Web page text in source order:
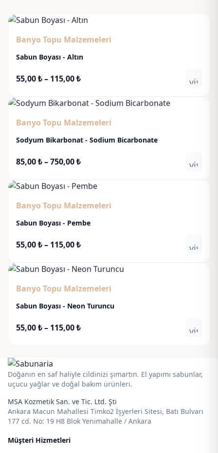
Banyo Topu Malzemeleri
Sabun Boyası - Altın
55,00₺– 115,00₺Fiyat
55,00 ₺
115,00 ₺
Banyo Topu Malzemeleri
Sodyum Bikarbonat - Sodium Bicarbonate
85,00₺–750,00₺Fiyat
85,00 ₺
750,00 ₺
Banyo Topu Malzemeleri
Sabun Boyası - Pembe
55,00₺– 115,00₺Fiyat
55,00 ₺
115,00 ₺
Banyo Topu Malzemeleri
Sabun Boyası - Neon Turuncu
55,00₺– 115,00₺Fiyat
115,00 ₺
Doğanın en saf haliyle cildinizi şımartın. El yapımı sabunlar,
uçucu yağlar ve doğal bakım ürünleri.
MSA Kozmetik San. ve Tic. Ltd. Şti
Ankara Macun Mahallesi Timko2 İşyerleri Sitesi, Batı Bulvarı
177 cd. No: 19 H8 Blok Yenimahalle / Ankara
Müşteri Hizmetleri